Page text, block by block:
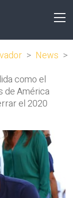
> News >
como el
de América
el 2020